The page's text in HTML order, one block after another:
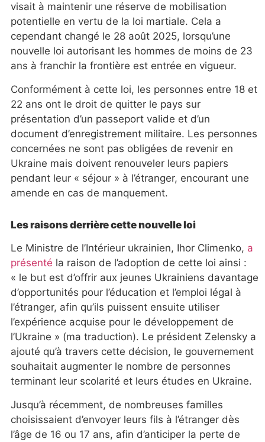
visait à maintenir une réserve de mobilisation
potentielle en vertu de la loi martiale. Cela a
cependant changé le 28 août 2025, lorsqu’une
nouvelle loi autorisant les hommes de moins de 23
ans à franchir la frontière est entrée en vigueur.
Conformément à cette loi, les personnes entre 18 et
22 ans ont le droit de quitter le pays sur
présentation d’un passeport valide et d’un
document d’enregistrement militaire. Les personnes
concernées ne sont pas obligées de revenir en
Ukraine mais doivent renouveler leurs papiers
pendant leur « séjour » à l’étranger, encourant une
amende en cas de manquement.
Les raisons derrière cette nouvelle loi
Le Ministre de l’Intérieur ukrainien, Ihor Climenko, a
présenté la raison de l’adoption de cette loi ainsi :
« le but est d’offrir aux jeunes Ukrainiens davantage
d’opportunités pour l’éducation et l’emploi légal à
l’étranger, afin qu’ils puissent ensuite utiliser
l’expérience acquise pour le développement de
l’Ukraine » (ma traduction). Le président Zelensky a
ajouté qu’à travers cette décision, le gouvernement
souhaitait augmenter le nombre de personnes
terminant leur scolarité et leurs études en Ukraine.
Jusqu’à récemment, de nombreuses familles
choisissaient d’envoyer leurs fils à l’étranger dès
l’âge de 16 ou 17 ans, afin d’anticiper la perte de